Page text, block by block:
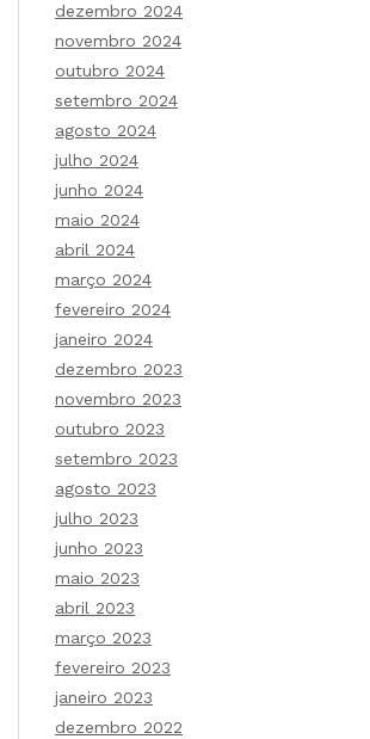
dezembro 2024
novembro 2024
outubro 2024
setembro 2024
agosto 2024
julho 2024
junho 2024
maio 2024
abril 2024
março 2024
fevereiro 2024
janeiro 2024
dezembro 2023
novembro 2023
outubro 2023
setembro 2023
agosto 2023
julho 2023
junho 2023
maio 2023
abril 2023
março 2023
fevereiro 2023
janeiro 2023
dezembro 2022